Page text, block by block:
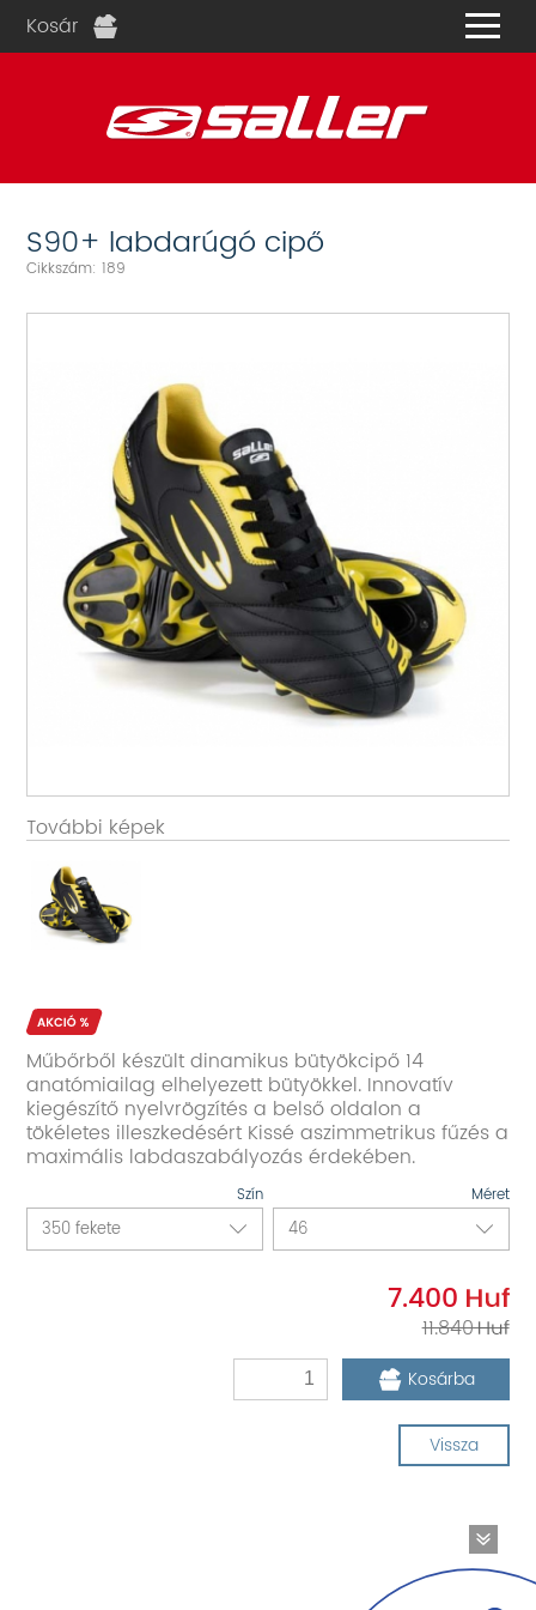
Kosár
S90+ labdarúgó cipő
Cikkszám: 189
További képek
Műbőrből készült dinamikus bütyökcipő 14
anatómiailag elhelyezett bütyökkel. Innovatív
kiegészítő nyelvrögzítés a belső oldalon a
tökéletes illeszkedésért Kissé aszimmetrikus fűzés a
maximális labdaszabályozás érdekében.
Szín Méret
7.400
11.840
Kosárba
Vissza